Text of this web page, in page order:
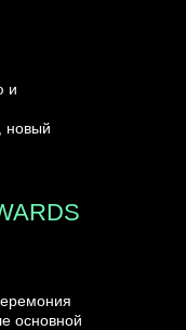
основной
и
новый